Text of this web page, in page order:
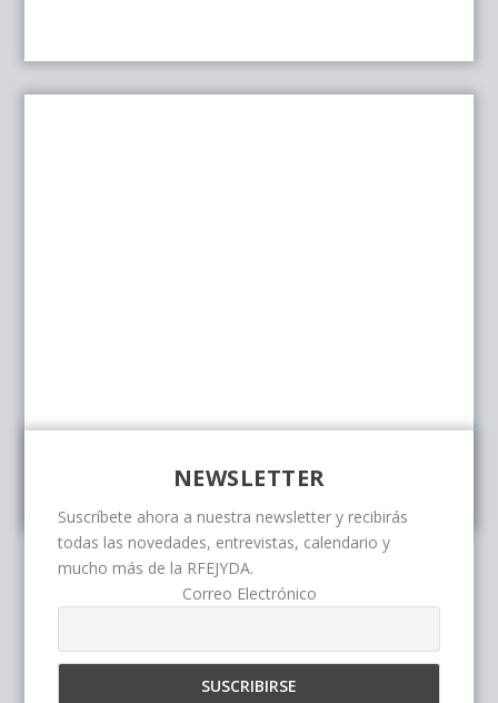
NEWSLETTER
Suscríbete ahora a nuestra newsletter y recibirás
todas las novedades, entrevistas, calendario y
mucho más de la RFEJYDA.
Correo Electrónico